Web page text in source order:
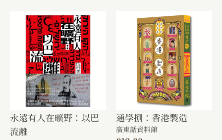
永遠有人在曠野：以巴
流離
通學捌：香港製造
廣東話資料館